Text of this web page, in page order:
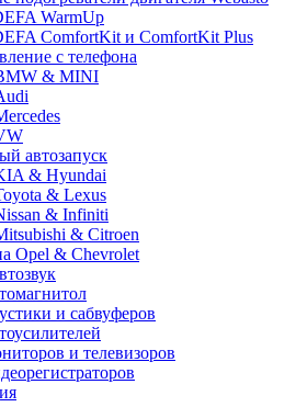
WarmUp
ComfortKit и ComfortKit Plus
с телефона
& MINI
автозапуск
& Hyundai
& Lexus
& Infiniti
& Citroen
Opel & Chevrolet
и сабвуферов
и телевизоров